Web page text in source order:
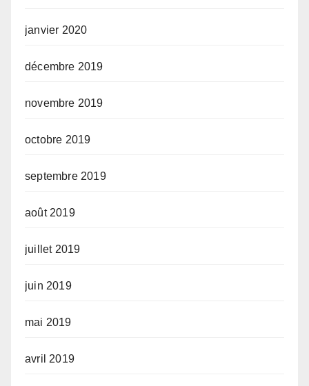
janvier 2020
décembre 2019
novembre 2019
octobre 2019
septembre 2019
août 2019
juillet 2019
juin 2019
mai 2019
avril 2019